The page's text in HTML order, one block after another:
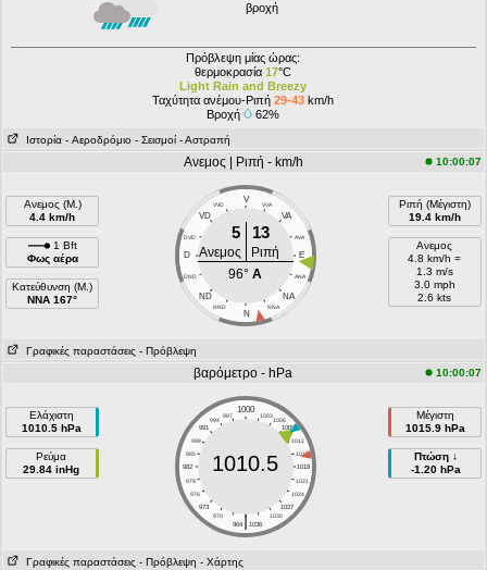
βροχή
Πρόβλεψη μίας ώρας:
θερμοκρασία17°C
Light Rain and Breezy
Ταχύτητα ανέμου-Ριπή 29-43 km/h
Βροχή
62%
Ιστορία - Aεροδρόμιο - Σεισμοί - Αστραπή
Ανεμος | Ριπή - km/h 10:00:07
Ανεμος (Μ.)
4.4 km/h
1 Bft
Φως αέρα
Κατεύθυνση (Μ.)
NNA 167°
V
VVD VVA
VD VA
DVD AVA
D E
DND ANA
ND NA
NND NNA
N
5 13
Ανεμος
Ριπή
96°A
Ριπή (Μέγιστη)
19.4 km/h
Ανεμος
4.8 km/h =
1.3 m/s
3.0 mph
2.6 kts
Γραφικές παραστάσεις - Πρόβλεψη
βαρόμετρο - hPa 10:00:07
Ελάχιστη
1010.5 hPa
Ρεύμα
29.84 inHg
1000
997 1003
994
1006
991
1009
988
1012
985
1015
982
1018
979
1021
976
1024
973
1027
970
1030
|
964 1036
1010.5
Μέγιστη
1015.9 hPa
Πτώση ↓
-1.20 hPa
Γραφικές παραστάσεις - Πρόβλεψη - Χάρτης